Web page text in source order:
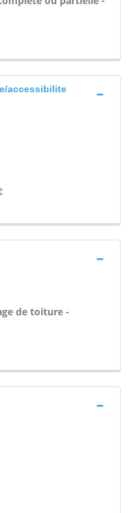
accessibilite
de toiture -